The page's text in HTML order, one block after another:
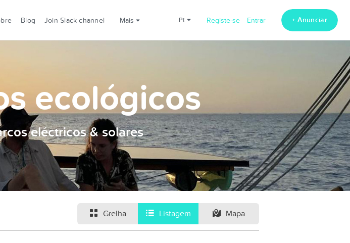
Blog Join Slack channel Mais pt Registe-se Entrar + Anunciar
ecológicos
eléctricos & solares
Grelha Listagem Mapa